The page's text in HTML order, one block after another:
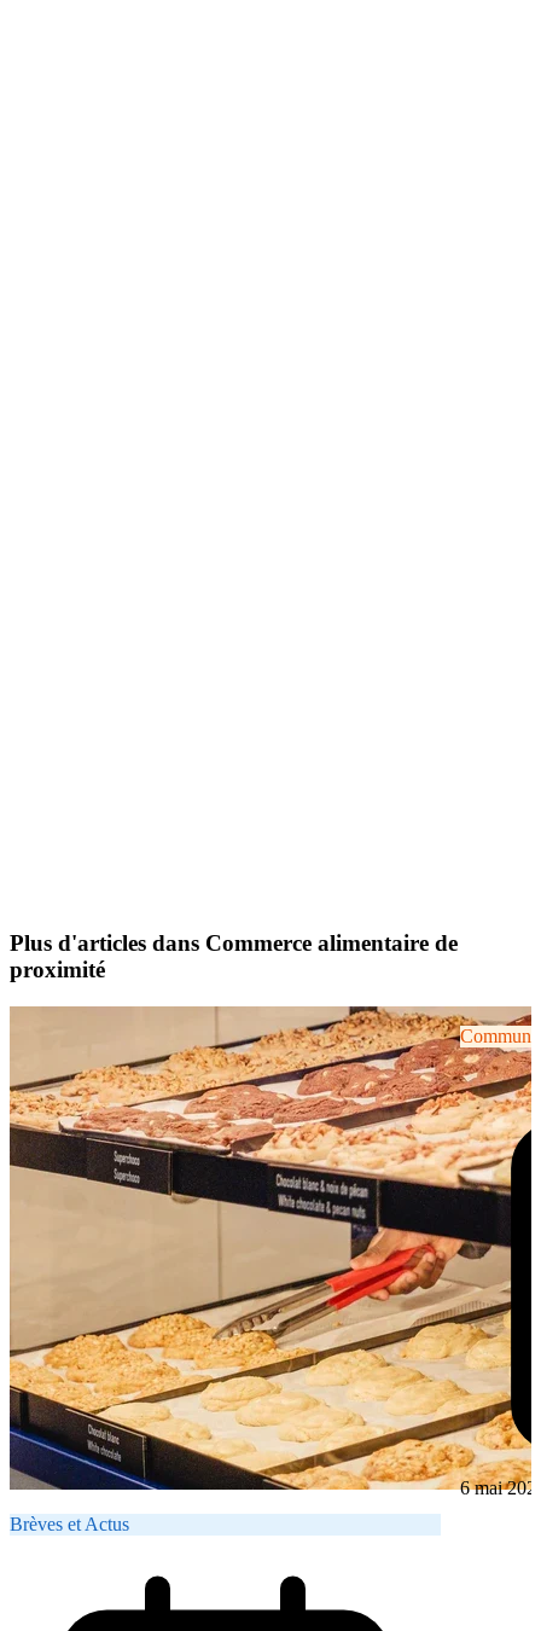
Plus d'articles dans Commerce alimentaire de
proximité
Brèves et Actus
6 mai